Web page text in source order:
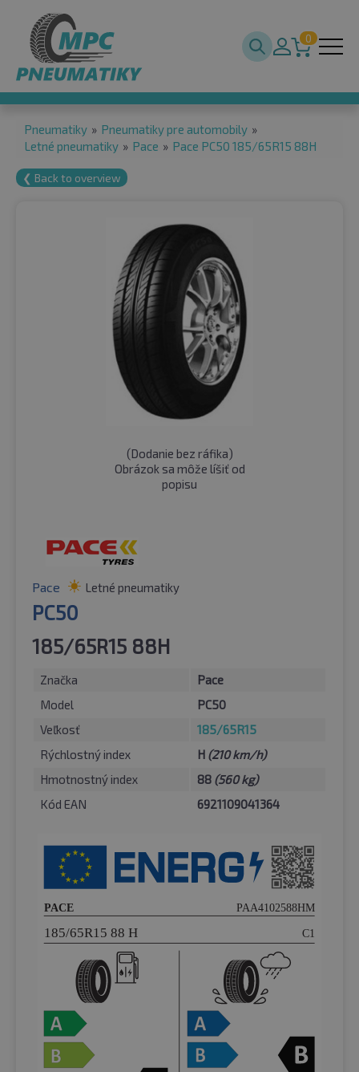
0
Pneumatiky » Pneumatiky pre automobily »
Letné pneumatiky » Pace » Pace PC50 185/65R15 88H
❮ Back to overview
(Dodanie bez ráfika)
Obrázok sa môže líšiť od
popisu
Pace Letné pneumatiky
PC50
185/65R15 88H
Značka
Pace
Model
PC50
Veľkosť
185/65R15
Rýchlostný index
H (210 km/h)
Hmotnostný index
88 (560 kg)
Kód EAN
6921109041364